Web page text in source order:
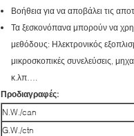
Βοήθεια για να αποβάλει τις
Τα ξεσκονόπανα μπορούν να
μεθόδους: Ηλεκτρονικός
μικροσκοπικές συνελεύσεις,
κ.λπ….
Προδιαγραφές:
N.W./can
G.W./ctn